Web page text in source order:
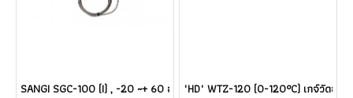
SANGI SGC-100 (I) , -20 ~+ 60 องศาซี เกจ์วัดอุณหภูมิ/คะปิลลารี่
"HD" WTZ-120 (0-120°C) เกจ์วัดอุ